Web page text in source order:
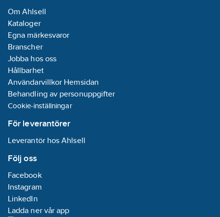
Om Ahlsell
Kataloger
Egna märkesvaror
Branscher
Jobba hos oss
Hållbarhet
Användarvillkor Hemsidan
Behandling av personuppgifter
Cookie-inställningar
För leverantörer
Leverantör hos Ahlsell
Följ oss
Facebook
Instagram
LinkedIn
Ladda ner vår app